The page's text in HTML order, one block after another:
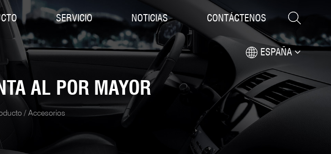
SERVICIO NOTICIAS CONTÁCTENOS
ESPAÑA
AL POR MAYOR
/ Accesorios